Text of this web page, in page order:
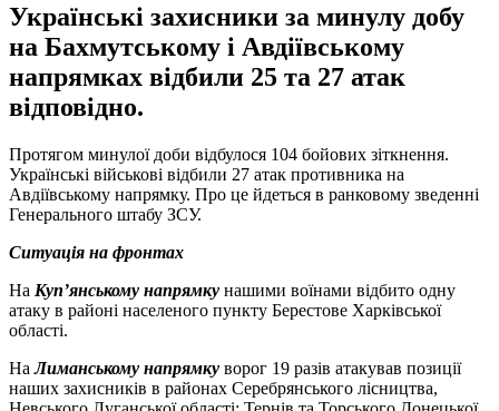
Українські захисники за минулу добу
на Бахмутському і Авдіївському
напрямках відбили 25 та 27 атак
відповідно.
Протягом минулої доби відбулося 104 бойових зіткнення.
Українські військові відбили 27 атак противника на
Авдіївському напрямку. Про це йдеться в ранковому зведенні
Генерального штабу ЗСУ.
Ситуація на фронтах
На Куп’янському напрямку нашими воїнами відбито одну
атаку в районі населеного пункту Берестове Харківської
області.
НаЛиманському напрямку ворог 19 разів атакував позиції
наших захисників в районах Серебрянського лісництва,